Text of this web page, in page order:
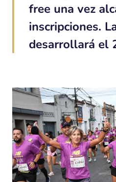
free una vez
inscripciones.
desarrollará el